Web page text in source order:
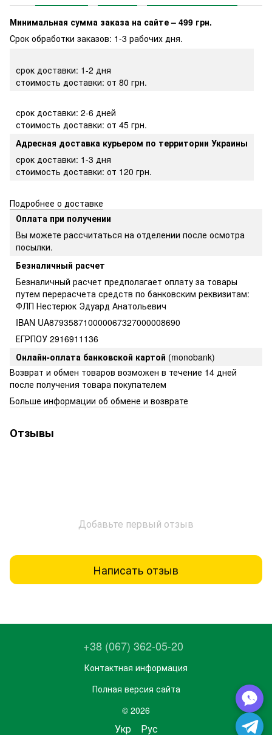
Минимальная сумма заказа на сайте – 499 грн.
Срок обработки заказов: 1-3 рабочих дня.
срок доставки: 1-2 дня
стоимость доставки: от 80 грн.
срок доставки: 2-6 дней
стоимость доставки: от 45 грн.
Адресная доставка курьером по территории Украины
срок доставки: 1-3 дня
стоимость доставки: от 120 грн.
Подробнее о доставке
Оплата при получении
Вы можете рассчитаться на отделении после осмотра
посылки.
Безналичный расчет
Безналичный расчет предполагает оплату за товары
путем перерасчета средств по банковским реквизитам:
ФЛП Нестерюк Эдуард Анатольевич
IBAN UA879358710000067327000008690
ЕГРПОУ 2916911136
Онлайн-оплата банковской картой (monobank)
Возврат и обмен товаров возможен в течение 14 дней
после получения товара покупателем
Больше информации об обмене и возврате
Отзывы
Добавьте первый отзыв
Написать отзыв
+38 (067) 362-05-20
Контактная информация
Полная версия сайта
© 2026
Укр Рус